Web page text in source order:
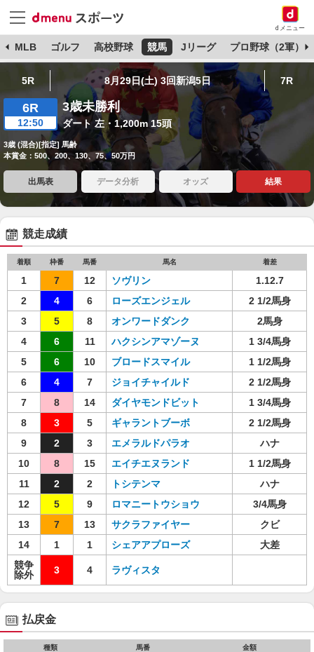
dメニュー
MLB ゴルフ 高校野球 競馬 Jリーグ プロ野球（2軍）
5R 8月29日(土) 3回新潟5日 7R
6R
12:50
3歳未勝利
ダート 左・1,200m 15頭
3歳 (混合)[指定] 馬齢
本賞金：500、200、130、75、50万円
出馬表 データ分析 オッズ 結果
競走成績
着順 枠番 馬番 馬名 着差
1 7 12 ソヴリン
1.12.7
2
4 6 ローズエンジェル
2 1/2馬身
3
5 8 オンワードダンク
2馬身
4
6 11 ハクシンアマゾーヌ
1 3/4馬身
5
6 10 ブロードスマイル
1 1/2馬身
6
4 7 ジョイチャイルド
2 1/2馬身
7
8 14 ダイヤモンドビット
1 3/4馬身
8
3 5 ギャラントブーボ
2 1/2馬身
9
2 3 エメラルドパラオ
ハナ
10
8 15 エイチエヌランド
1 1/2馬身
11
2 2 トシテンマ
ハナ
12
5 9 ロマニートウショウ
3/4馬身
13
7 13 サクラファイヤー
クビ
14
1 1 シェアアプローズ
大差
競争
除外
3 4 ラヴィスタ
払戻金
種類 馬番 金額